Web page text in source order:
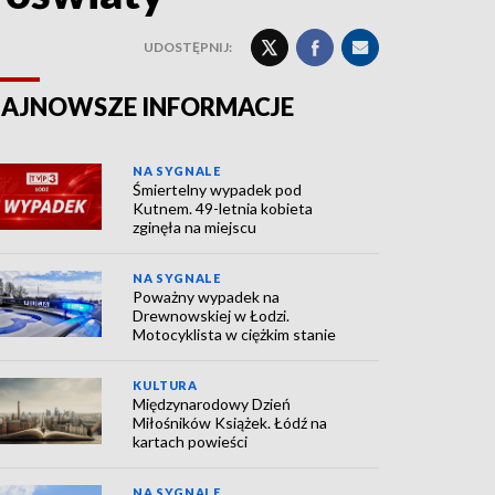
UDOSTĘPNIJ:
INFORMACJE
NA SYGNALE
Śmiertelny wypadek pod
Kutnem. 49-letnia kobieta
zginęła na miejscu
NA SYGNALE
Poważny wypadek na
Drewnowskiej w Łodzi.
Motocyklista w ciężkim stanie
KULTURA
Międzynarodowy Dzień
Miłośników Książek. Łódź na
kartach powieści